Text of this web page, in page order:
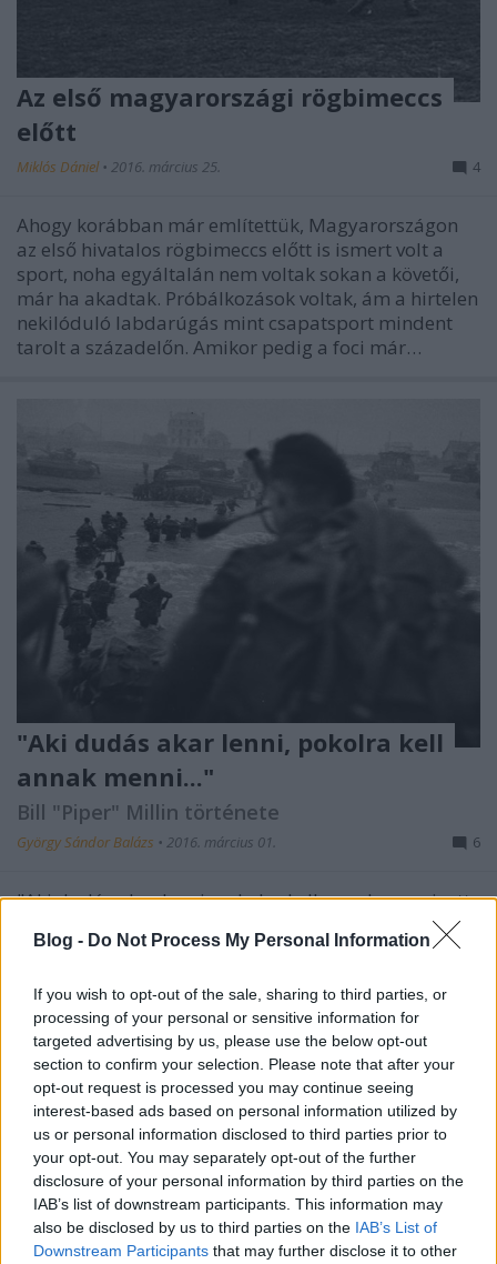
Blog - Do Not Process My Personal Information
If you wish to opt-out of the sale, sharing to third parties, or
processing of your personal or sensitive information for
targeted advertising by us, please use the below opt-out
section to confirm your selection. Please note that after your
opt-out request is processed you may continue seeing
interest-based ads based on personal information utilized by
us or personal information disclosed to third parties prior to
your opt-out. You may separately opt-out of the further
disclosure of your personal information by third parties on the
IAB’s list of downstream participants. This information may
also be disclosed by us to third parties on the IAB’s List of
Downstream Participants that may further disclose it to other
Az első magyarországi rögbimeccs
előtt
Miklós Dániel • 2016. március 25. 4
Ahogy korábban már említettük, Magyarországon
az első hivatalos rögbimeccs előtt is ismert volt a
sport, noha egyáltalán nem voltak sokan a követői,
már ha akadtak. Próbálkozások voltak, ám a hirtelen
nekilóduló labdarúgás mint csapatsport mindent
tarolt a századelőn. Amikor pedig a foci már…
"Aki dudás akar lenni, pokolra kell
annak menni..."
Bill "Piper" Millin története
György Sándor Balázs • 2016. március 01. 6
"Aki dudás akar lenni, pokolra kell annak menni, ott
kell annak megtanulni, hogyan kell a dudát fújni" -
szól a középkori eredetű (József Attilát is megihlető)
bizonnyal teljességgel ismeretlen volt, de mégis
egyet érthetett annak minden…